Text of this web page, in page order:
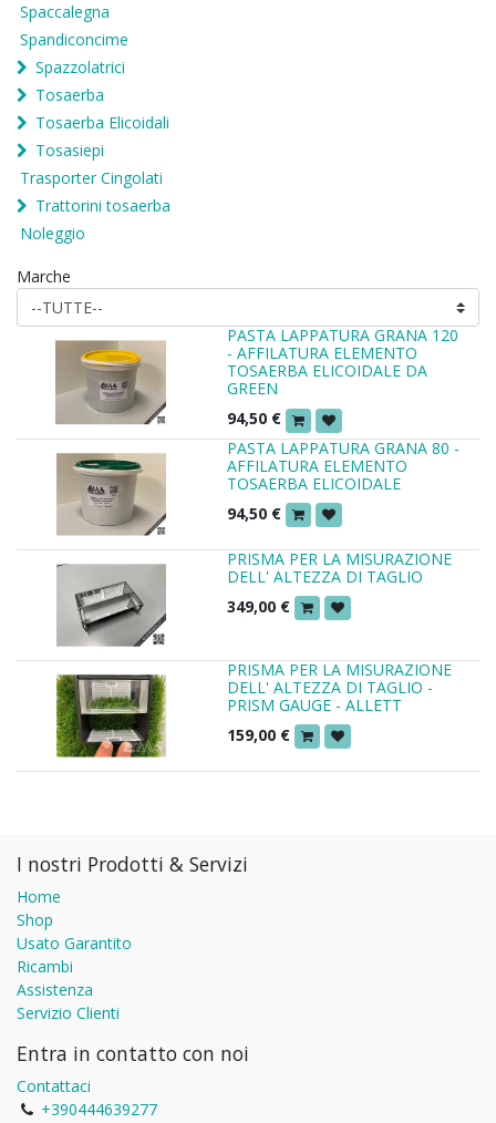
Spaccalegna
Spandiconcime
Spazzolatrici
Tosaerba
Tosaerba Elicoidali
Tosasiepi
Trasporter Cingolati
Trattorini tosaerba
Noleggio
Marche
PASTA LAPPATURA GRANA 120
- AFFILATURA ELEMENTO
TOSAERBA ELICOIDALE DA
GREEN
94,50 €
PASTA LAPPATURA GRANA 80 -
AFFILATURA ELEMENTO
TOSAERBA ELICOIDALE
94,50 €
PRISMA PER LA MISURAZIONE
DELL' ALTEZZA DI TAGLIO
349,00 €
PRISMA PER LA MISURAZIONE
DELL' ALTEZZA DI TAGLIO -
PRISM GAUGE - ALLETT
159,00 €
I nostri Prodotti & Servizi
Home
Shop
Usato Garantito
Ricambi
Assistenza
Servizio Clienti
Entra in contatto con noi
Contattaci
+390444639277